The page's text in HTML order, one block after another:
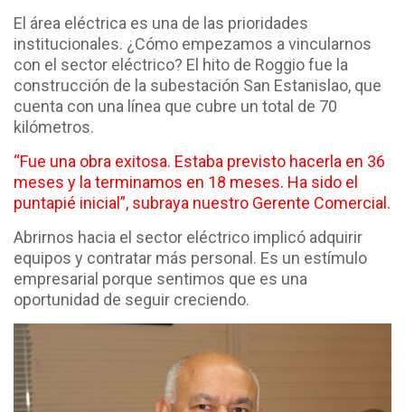
El área eléctrica es una de las prioridades
institucionales. ¿Cómo empezamos a vincularnos
con el sector eléctrico? El hito de Roggio fue la
construcción de la subestación San Estanislao, que
cuenta con una línea que cubre un total de 70
kilómetros.
“Fue una obra exitosa. Estaba previsto hacerla en 36
meses y la terminamos en 18 meses. Ha sido el
puntapié inicial”, subraya nuestro Gerente Comercial.
Abrirnos hacia el sector eléctrico implicó adquirir
equipos y contratar más personal. Es un estímulo
empresarial porque sentimos que es una
oportunidad de seguir creciendo.